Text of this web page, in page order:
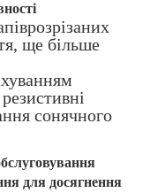
ще більше
сонячного
для досягнення